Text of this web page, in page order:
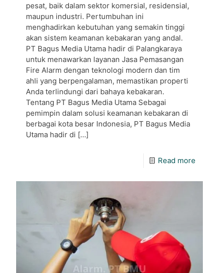
pesat, baik dalam sektor komersial, residensial,
maupun industri. Pertumbuhan ini
menghadirkan kebutuhan yang semakin tinggi
akan sistem keamanan kebakaran yang andal.
PT Bagus Media Utama hadir di Palangkaraya
untuk menawarkan layanan Jasa Pemasangan
Fire Alarm dengan teknologi modern dan tim
ahli yang berpengalaman, memastikan properti
Anda terlindungi dari bahaya kebakaran.
Tentang PT Bagus Media Utama Sebagai
pemimpin dalam solusi keamanan kebakaran di
berbagai kota besar Indonesia, PT Bagus Media
Utama hadir di […]
Read more